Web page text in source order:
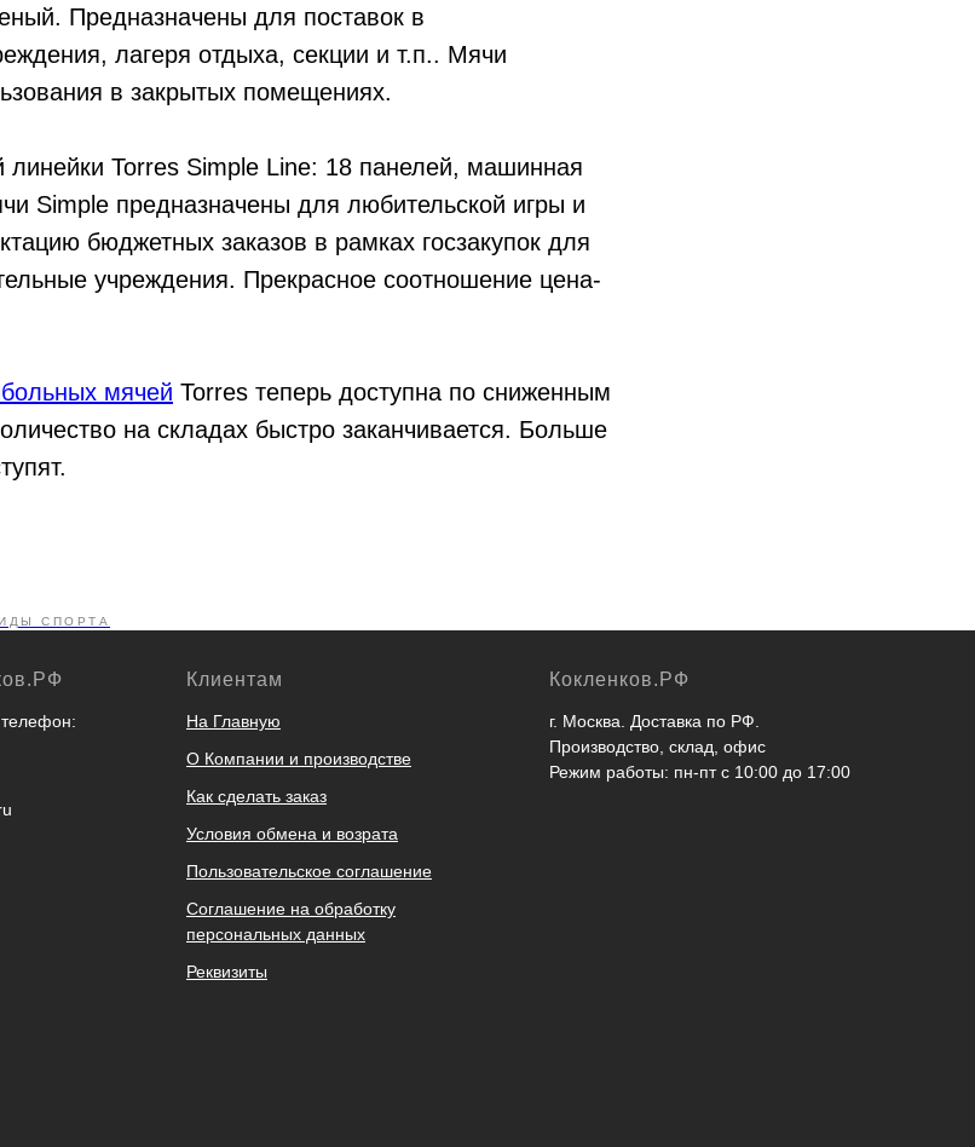
Предназначены для поставок в
лагеря отдыха, секции и т.п.. Мячи
в закрытых помещениях.
линейки Torres Simple Line: 18 панелей, машинная
Simple предназначены для любительской игры и
бюджетных заказов в рамках госзакупок для
учреждения. Прекрасное соотношение цена-
мячей Torres теперь доступна по сниженным
на складах быстро заканчивается. Больше
СПОРТА
Клиентам
На Главную
О Компании и производстве
Как сделать заказ
Условия обмена и возрата
Пользовательское соглашение
Соглашение на обработку
персональных данных
Реквизиты
Кокленков.РФ
г. Москва. Доставка по РФ.
Производство, склад, офис
Режим работы: пн-пт с 10:00 до 17:00